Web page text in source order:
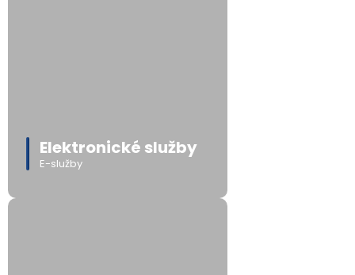
Elektronické služby
E-služby